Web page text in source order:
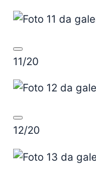
11/20
12/20